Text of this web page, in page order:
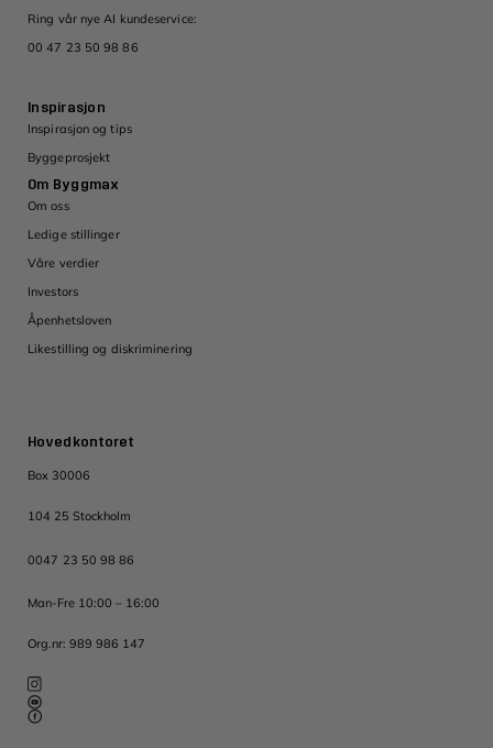
Hovedkontoret
Box 30006
104 25 Stockholm
0047 23 50 98 86
Man-Fre 10:00 – 16:00
Org.nr: 989 986 147
Ring vår nye AI kundeservice:
00 47 23 50 98 86
Inspirasjon
Inspirasjon og tips
Byggeprosjekt
Om Byggmax
Om oss
Ledige stillinger
Våre verdier
Investors
Åpenhetsloven
Likestilling og diskriminering